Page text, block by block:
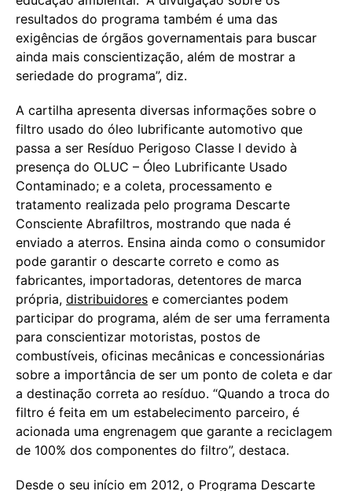
resultados do programa também é uma das
exigências de órgãos governamentais para buscar
ainda mais conscientização, além de mostrar a
seriedade do programa”, diz.
A cartilha apresenta diversas informações sobre o
filtro usado do óleo lubrificante automotivo que
passa a ser Resíduo Perigoso Classe I devido à
presença do OLUC – Óleo Lubrificante Usado
Contaminado; e a coleta, processamento e
tratamento realizada pelo programa Descarte
Consciente Abrafiltros, mostrando que nada é
enviado a aterros. Ensina ainda como o consumidor
pode garantir o descarte correto e como as
fabricantes, importadoras, detentores de marca
própria, distribuidores e comerciantes podem
participar do programa, além de ser uma ferramenta
para conscientizar motoristas, postos de
combustíveis, oficinas mecânicas e concessionárias
sobre a importância de ser um ponto de coleta e dar
a destinação correta ao resíduo. “Quando a troca do
filtro é feita em um estabelecimento parceiro, é
acionada uma engrenagem que garante a reciclagem
de 100% dos componentes do filtro”, destaca.
Desde o seu início em 2012, o Programa Descarte